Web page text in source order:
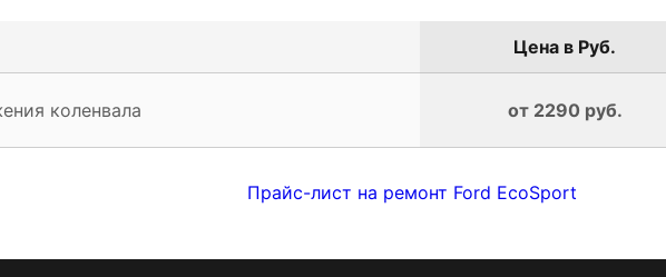
Цена в Руб.
коленвала от 2290 руб.
Прайс-лист на ремонт Ford EcoSport